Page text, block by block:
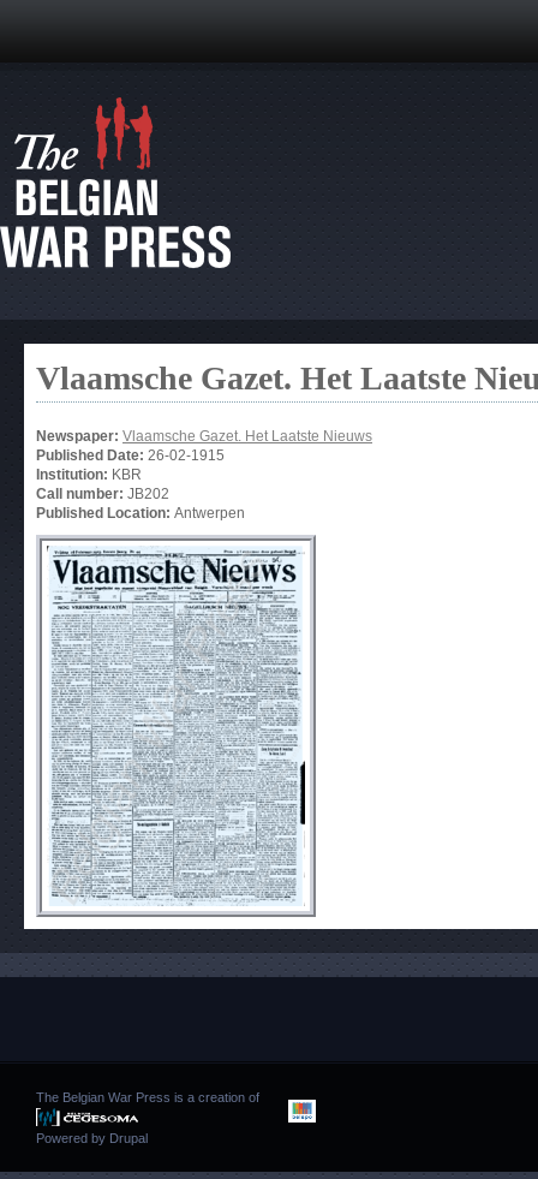
Vlaamsche Gazet. Het Laatste
Newspaper: Vlaamsche Gazet. Het Laatste Nieuws
Published Date: 26-02-1915
Institution: KBR
Call number: JB202
Published Location: Antwerpen
The Belgian War Press is a creation of
Powered by Drupal